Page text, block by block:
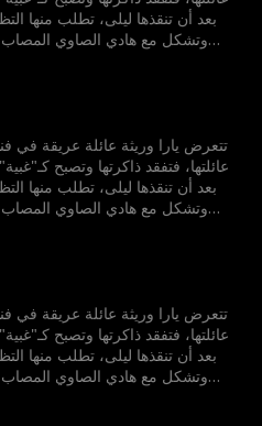
بعد أن
وتشكل مع هادي الصاوي
ويكشف هادي عن هويته
ويطيحان بالأعداء، ثم تنكشف
تتعرض يارا وريثة عائلة عريقة في
عائلتها، فتفقد ذاكرتها وتصبح
بعد أن
وتشكل مع هادي الصاوي
ويكشف هادي عن هويته
ويطيحان بالأعداء، ثم تنكشف
تتعرض يارا وريثة عائلة عريقة في
عائلتها، فتفقد ذاكرتها وتصبح
بعد أن
وتشكل مع هادي الصاوي